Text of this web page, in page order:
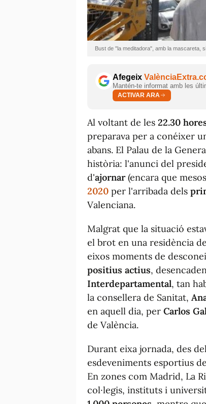
Bust de "la meditadora", amb la mascareta,
Afegeix
Mantén-te informat amb les
ACTIVAR ARA
Al voltant de les 22.30
preparava per a conéixer
abans. El Palau de la
història: l'anunci del
d'ajornar(encara que
2020 per l'arribada dels
Valenciana.
Malgrat que la situació
el brot en una residència
eixos moments de
positius actius,
Interdepartamental, tan
la consellera de Sanitat,
en aquell dia, per Carlos
de València.
Durant eixa jornada, des
esdeveniments esportius
En zones com Madrid, La
col·legis, instituts i